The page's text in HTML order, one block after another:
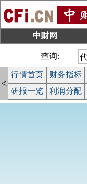
中财网
查询:
<
行情首页 财务指标
研报一览
利润分配